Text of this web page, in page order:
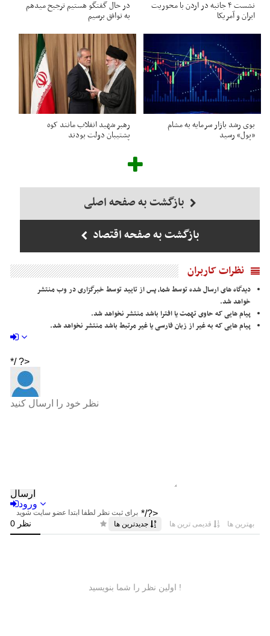
نشست ۴ جانبه در اردن با محوریت
ایران و آمریکا
در حال گفتگو هستیم ترجیح میدهم
به توافق برسیم
بوی رشد بازار سرمایه به مشام
«پول» رسید
رهبر شهید انقلاب مانند کوه
پشتیبان دولت بودند
بازگشت به صفحه اصلی
بازگشت به صفحه اقتصاد
نظرات کاربران
دیدگاه های ارسال شده توسط شما، پس از تایید توسط خبرگزاری در وب منتشر
خواهد شد.
پیام هایی که حاوی تهمت یا افترا باشد منتشر نخواهد شد.
پیام هایی که به غیر از زبان فارسی یا غیر مرتبط باشد منتشر نخواهد شد.